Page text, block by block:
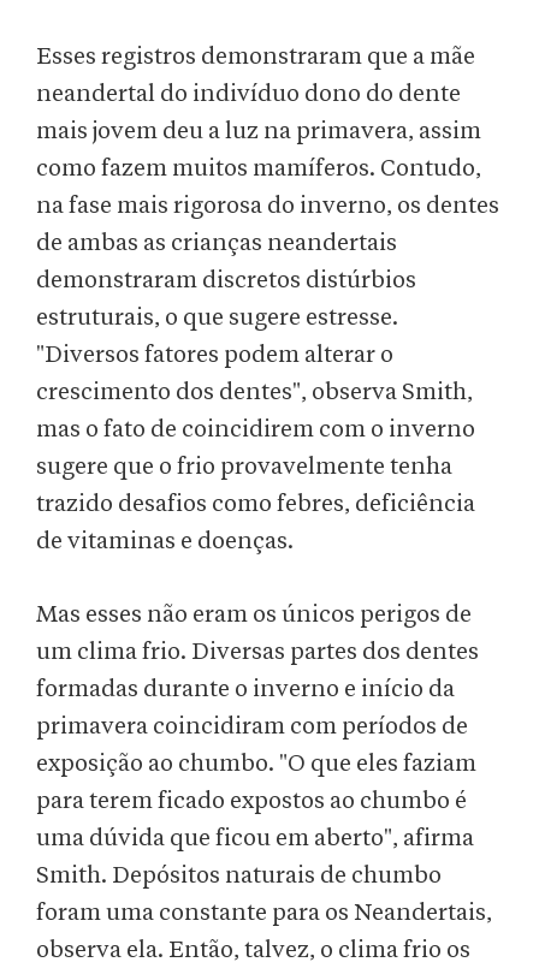
Esses registros demonstraram que a mãe
neandertal do indivíduo dono do dente
mais jovem deu a luz na primavera, assim
como fazem muitos mamíferos. Contudo,
na fase mais rigorosa do inverno, os dentes
de ambas as crianças neandertais
demonstraram discretos distúrbios
estruturais, o que sugere estresse.
"Diversos fatores podem alterar o
crescimento dos dentes", observa Smith,
mas o fato de coincidirem com o inverno
sugere que o frio provavelmente tenha
trazido desafios como febres, deficiência
de vitaminas e doenças.
Mas esses não eram os únicos perigos de
um clima frio. Diversas partes dos dentes
formadas durante o inverno e início da
primavera coincidiram com períodos de
exposição ao chumbo. "O que eles faziam
para terem ficado expostos ao chumbo é
uma dúvida que ficou em aberto", afirma
Smith. Depósitos naturais de chumbo
foram uma constante para os Neandertais,
observa ela. Então, talvez, o clima frio os